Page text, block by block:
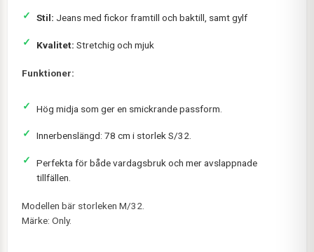
Stil: Jeans med fickor framtill och baktill, samt gylf
Kvalitet: Stretchig och mjuk
Funktioner:
Hög midja som ger en smickrande passform.
Innerbenslängd: 78 cm i storlek S/32.
Perfekta för både vardagsbruk och mer avslappnade
tillfällen.
Modellen bär storleken M/32.
Märke: Only.